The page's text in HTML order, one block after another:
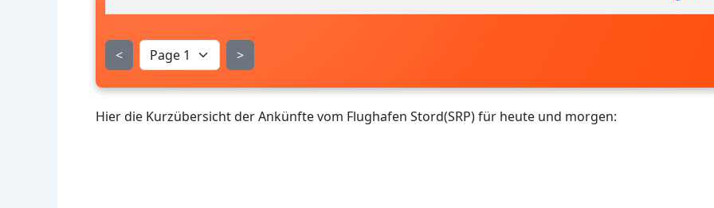
< >
Hier die Kurzübersicht der Ankünfte vom Flughafen Stord(SRP) für heute und morgen: